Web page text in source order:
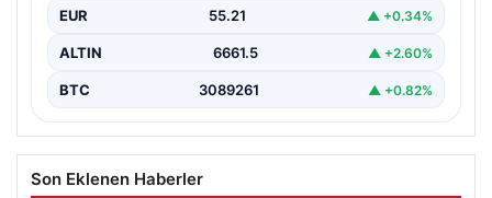
EUR 55.21 ▲ +0.34%
ALTIN 6661.5 ▲ +2.60%
BTC 3089261 ▲ +0.82%
Son Eklenen Haberler